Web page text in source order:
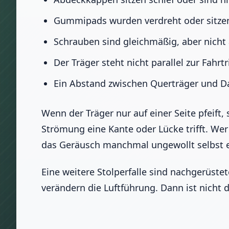
Gummipads wurden verdreht oder
Schrauben sind gleichmäßig, aber
Der Träger steht nicht parallel zur
Ein Abstand zwischen Querträger und
Wenn der Träger nur auf einer Seite
Strömung eine Kante oder Lücke trifft.
das Geräusch manchmal ungewollt selbst
Eine weitere Stolperfalle sind
verändern die Luftführung. Dann ist nicht